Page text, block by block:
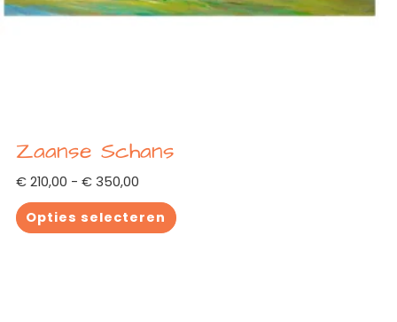
Zaanse Schans
€210,00 - €350,00
Opties selecteren